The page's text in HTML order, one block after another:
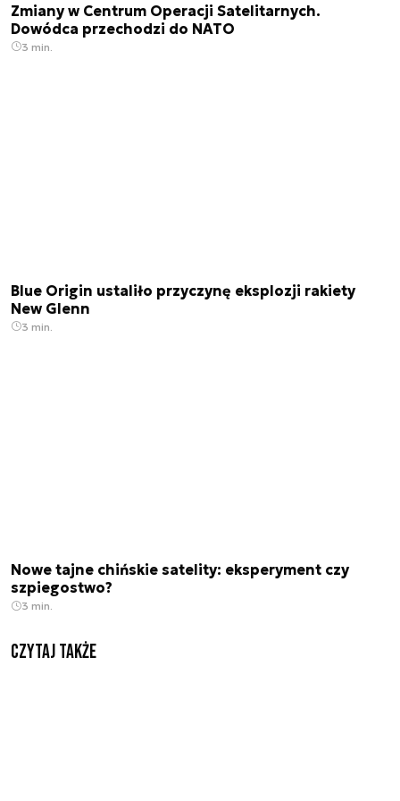
Zmiany w Centrum Operacji Satelitarnych.
Dowódca przechodzi do NATO
3 min.
Blue Origin ustaliło przyczynę eksplozji rakiety
New Glenn
3 min.
Nowe tajne chińskie satelity: eksperyment czy
szpiegostwo?
3 min.
Czytaj także